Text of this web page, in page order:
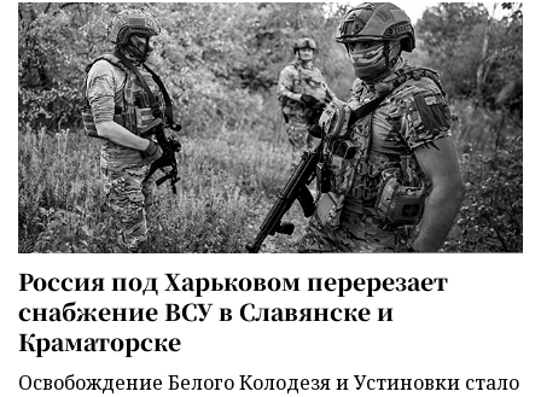
Россия под Харьковом перерезает
снабжение ВСУ в Славянске и
Краматорске
Освобождение Белого Колодезя и Устиновки стало